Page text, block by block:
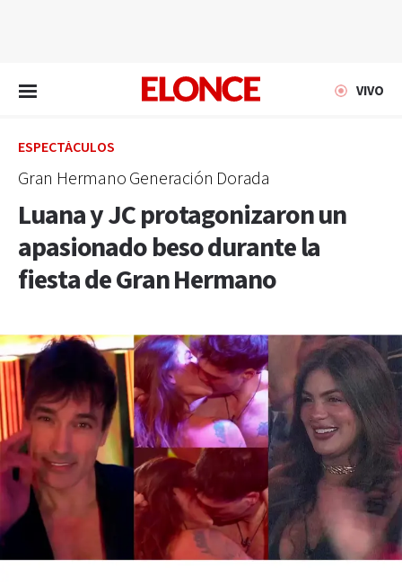
VIVO
ESPECTÁCULOS
Gran Hermano Generación Dorada
Luana y JC protagonizaron un
apasionado beso durante la
fiesta de Gran Hermano